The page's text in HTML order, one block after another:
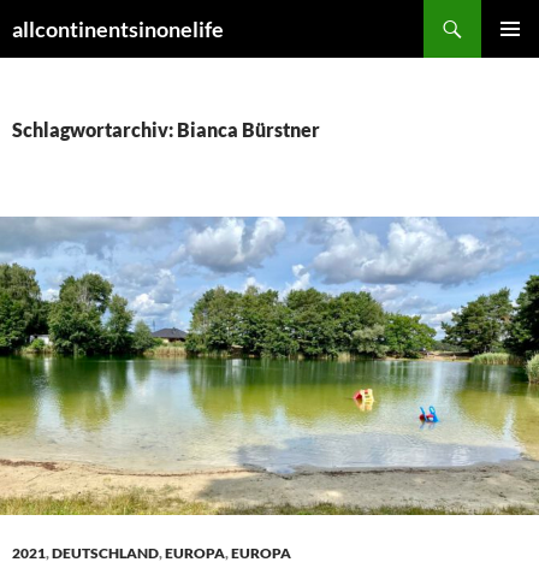
Inhalt
allcontinentsinonelife
Schlagwortarchiv: Bianca Bürstner
2021,DEUTSCHLAND,EUROPA,EUROPA